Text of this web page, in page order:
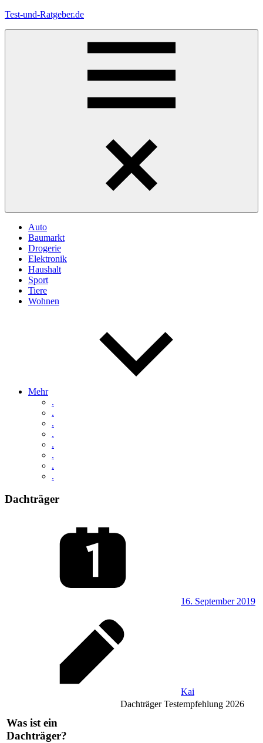
Zum
Test-und-Ratgeber.de
Auto
Baumarkt
Drogerie
Elektronik
Haushalt
Sport
Tiere
Wohnen
Mehr
.
.
.
.
.
.
.
.
Dachträger
16. September 2019
Kai
Was ist ein
Dachträger?
Dachträger Testempfehlung 2026